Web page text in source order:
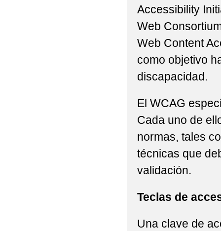
Accessibility
Web
Web Content
como objetivo
discapacidad.
El WCAG
Cada uno de
normas, tales
técnicas que
validación.
Teclas de
Una clave de